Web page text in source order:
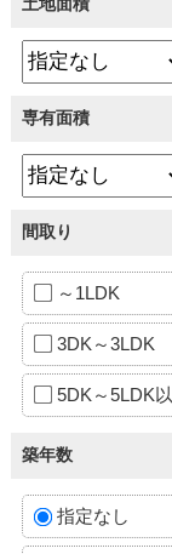
専有面積
間取り
～1LDK
3DK～3LDK
5DK～5LDK
築年数
指定なし